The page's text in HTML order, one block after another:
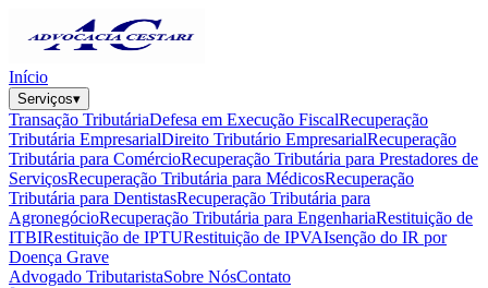
Início
Serviços▾
Transação TributáriaDefesa em Execução FiscalRecuperação
Tributária EmpresarialDireito Tributário EmpresarialRecuperação
Tributária para ComércioRecuperação Tributária para Prestadores de
ServiçosRecuperação Tributária para MédicosRecuperação
Tributária para DentistasRecuperação Tributária para
AgronegócioRecuperação Tributária para EngenhariaRestituição de
ITBIRestituição de IPTURestituição de IPVAIsenção do IR por
Doença Grave
Advogado TributaristaSobre NósContato